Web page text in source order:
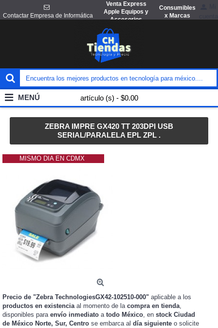
Contactar Empresa de Informática
Venta Express
Apple Equipos y
Accesorios
Consumibles
x Marcas
artículo (s) - $0.00
MENÚ
ZEBRA IMPRE GX420 TT 203DPI USB
SERIAL/PARALELA EPL ZPL .
MISMO DIA EN CDMX
Precio de "Zebra TechnologiesGX42-102510-000" aplicable a los
productos en existenciaal momento de la compra en tienda,
disponibles para envío inmediato a todo México, en stock Ciudad
de México Norte, Sur, Centro se embarca al día siguiente o solicite